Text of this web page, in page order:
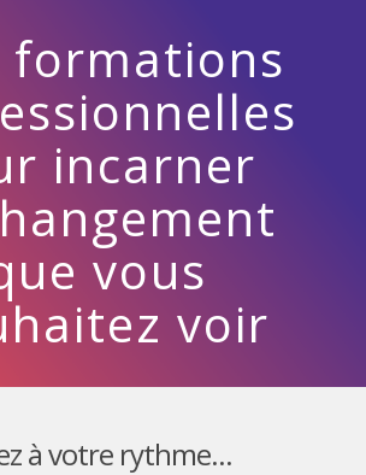
formations
incarner
vous
voir
à votre rythme...